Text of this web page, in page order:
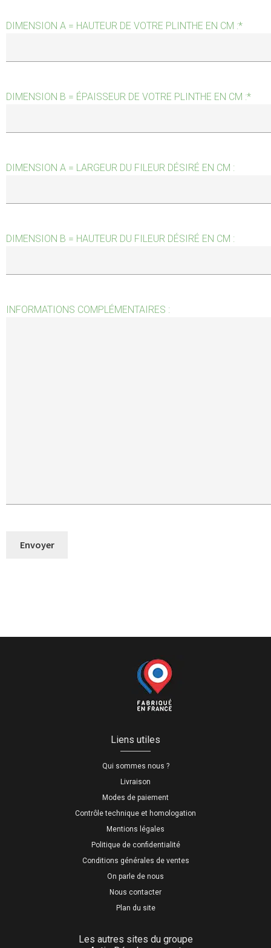
DIMENSION A = HAUTEUR DE VOTRE PLINTHE EN CM :*
DIMENSION B = ÉPAISSEUR DE VOTRE PLINTHE EN CM :*
DIMENSION A = LARGEUR DU FILEUR DÉSIRÉ EN CM :
DIMENSION B = HAUTEUR DU FILEUR DÉSIRÉ EN CM :
INFORMATIONS COMPLÉMENTAIRES :
Envoyer
Liens utiles
Qui sommes nous ?
Livraison
Modes de paiement
Contrôle technique et homologation
Mentions légales
Politique de confidentialité
Conditions générales de ventes
On parle de nous
Nous contacter
Plan du site
Les autres sites du groupe